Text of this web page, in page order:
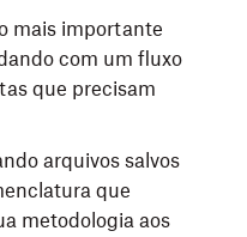
mais importante
com um fluxo
que precisam
arquivos salvos
que
metodologia aos